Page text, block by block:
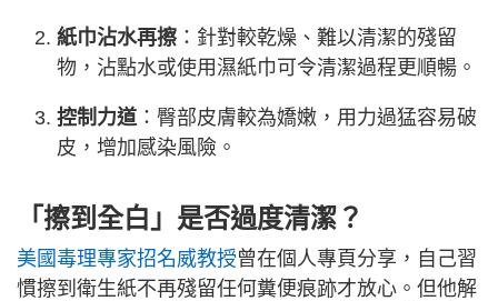
紙巾沾水再擦 ：針對較乾燥、難以清潔的殘留
物，沾點水或使用濕紙巾可令清潔過程更順暢。
控制力道 ：臀部皮膚較為嬌嫩，用力過猛容易破
皮，增加感染風險。
「擦到全白」是否過度清潔？
美國毒理專家招名威教授曾在個人專頁分享，自己習
慣擦到衛生紙不再殘留任何糞便痕跡才放心。但他解